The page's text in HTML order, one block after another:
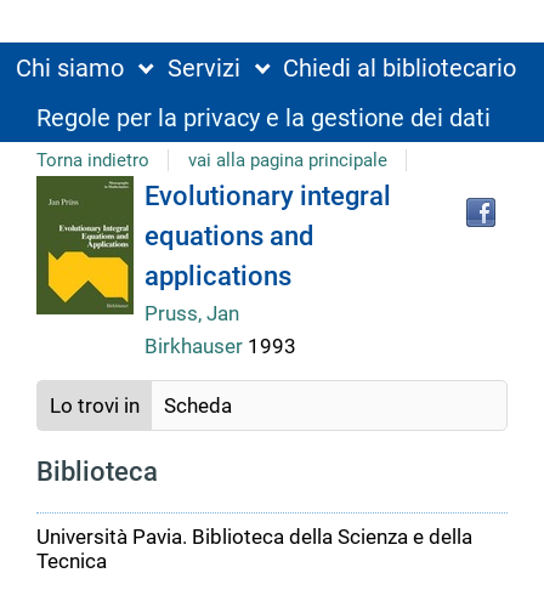
Chi siamo Servizi
Chiedi al bibliotecario
Regole per la privacy e la gestione dei dati
Torna indietro vai alla pagina principale
Dettaglio
del
documento
Evolutionary integral
equations and
applications
Pruss, Jan
Birkhauser 1993
Lo trovi in Scheda
Biblioteca
Università Pavia. Biblioteca della Scienza e della
Tecnica